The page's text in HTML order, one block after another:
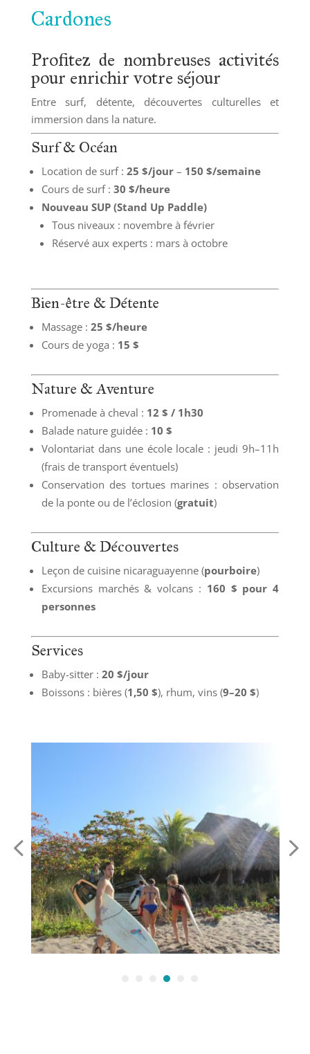
Cardones
Profitez de nombreuses activités
pour enrichir votre séjour
Entre surf, détente, découvertes culturelles et
immersion dans la nature.
Surf & Océan
Location de surf : 25 $/jour– 150 $/semaine
Cours de surf : 30 $/heure
Nouveau SUP (Stand Up Paddle)
Tous niveaux : novembre à février
Réservé aux experts : mars à octobre
Bien-être & Détente
Massage : 25 $/heure
Cours de yoga : 15 $
Nature & Aventure
Promenade à cheval : 12 $ / 1h30
Balade nature guidée : 10 $
Volontariat dans une école locale : jeudi 9h–11h
(frais de transport éventuels)
Conservation des tortues marines : observation
de la ponte ou de l’éclosion (gratuit)
Culture & Découvertes
Leçon de cuisine nicaraguayenne (pourboire)
Excursions marchés & volcans : 160 $ pour 4
personnes
Services
Baby-sitter : 20 $/jour
Boissons : bières (1,50 $), rhum, vins (9–20 $)